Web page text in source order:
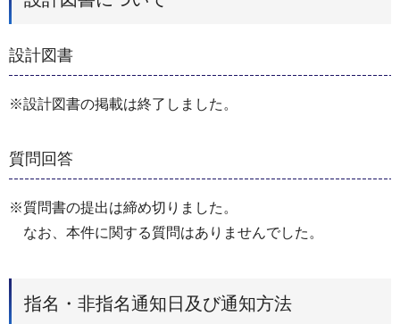
設計図書
※設計図書の掲載は終了しました。
質問回答
※質問書の提出は締め切りました。
なお、本件に関する質問はありませんでした。
指名・非指名通知日及び通知方法